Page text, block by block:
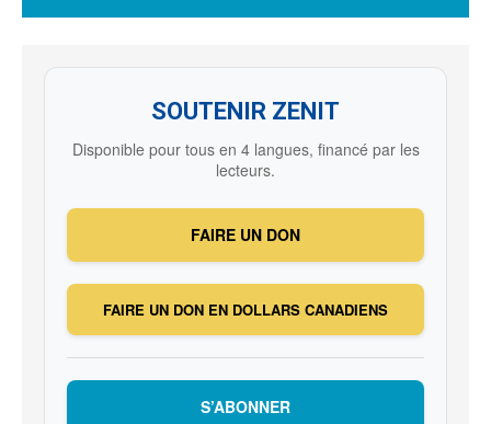
SOUTENIR ZENIT
Disponible pour tous en 4 langues, financé par les
lecteurs.
FAIRE UN DON
FAIRE UN DON EN DOLLARS CANADIENS
S’ABONNER